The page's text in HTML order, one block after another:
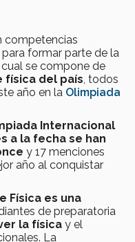
competencias
formar parte de la
se compone de
física del país , todos
año en la Olimpiada
Internacional
a la fecha se han
y 17 menciones
año al conquistar
Física es una
de preparatoria
la física y el
La